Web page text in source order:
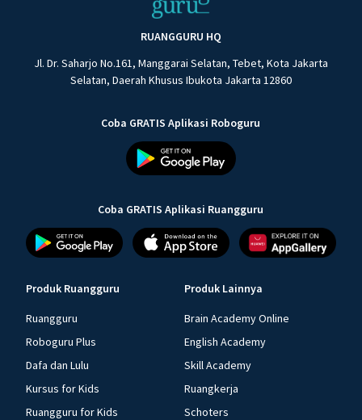
RUANGGURU HQ
Jl. Dr. Saharjo No.161, Manggarai Selatan, Tebet, Kota Jakarta
Selatan, Daerah Khusus Ibukota Jakarta 12860
Coba GRATIS Aplikasi Roboguru
Coba GRATIS Aplikasi Ruangguru
Produk Ruangguru
Ruangguru
Roboguru Plus
Dafa dan Lulu
Kursus for Kids
Ruangguru for Kids
Produk Lainnya
Brain Academy Online
English Academy
Skill Academy
Ruangkerja
Schoters